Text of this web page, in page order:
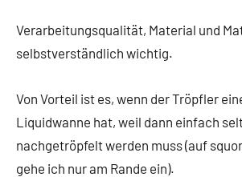
Verarbeitungsqualität, Material und
selbstverständlich wichtig.
Von Vorteil ist es, wenn der Tröpfler
Liquidwanne hat, weil dann einfach
nachgetröpfelt werden muss (auf
gehe ich nur am Rande ein).